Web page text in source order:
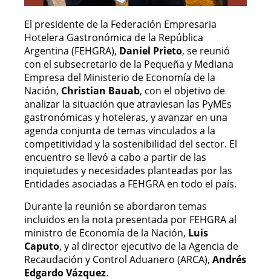
El presidente de la Federación Empresaria
Hotelera Gastronómica de la República
Argentina (FEHGRA), Daniel Prieto, se reunió
con el subsecretario de la Pequeña y Mediana
Empresa del Ministerio de Economía de la
Nación, Christian Bauab, con el objetivo de
analizar la situación que atraviesan las PyMEs
gastronómicas y hoteleras, y avanzar en una
agenda conjunta de temas vinculados a la
competitividad y la sostenibilidad del sector. El
encuentro se llevó a cabo a partir de las
inquietudes y necesidades planteadas por las
Entidades asociadas a FEHGRA en todo el país.
Durante la reunión se abordaron temas
incluidos en la nota presentada por FEHGRA al
ministro de Economía de la Nación, Luis
Caputo, y al director ejecutivo de la Agencia de
Recaudación y Control Aduanero (ARCA), Andrés
Edgardo Vázquez.